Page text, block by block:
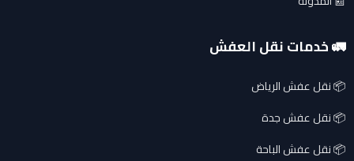
🚛 خدمات نقل العفش
📦 نقل عفش الرياض
📦 نقل عفش جدة
📦 نقل عفش الباحة